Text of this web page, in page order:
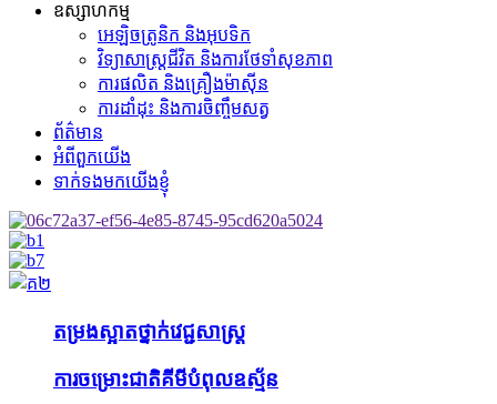
ឧស្សាហកម្ម
អេឡិចត្រូនិក និងអុបទិក
វិទ្យាសាស្ត្រជីវិត និងការថែទាំសុខភាព
ការផលិត និងគ្រឿងម៉ាស៊ីន
ការដាំដុះ និងការចិញ្ចឹមសត្វ
ព័ត៌មាន
អំពីពួកយើង
ទាក់ទងមកយើងខ្ញុំ
តម្រងស្អាតថ្នាក់វេជ្ជសាស្ត្រ
ការ​ចម្រោះ​ជាតិ​គីមី​បំពុល​ឧស្ម័ន​